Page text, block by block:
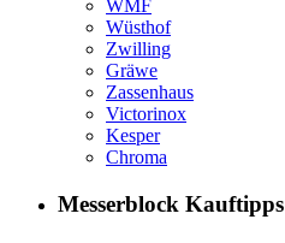
WMF
Wüsthof
Zwilling
Gräwe
Zassenhaus
Victorinox
Kesper
Chroma
Messerblock Kauftipps